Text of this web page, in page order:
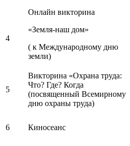
4
Онлайн викторина
«Земля-наш дом»
( к Международному дню
земли)
5
Викторина «Охрана труда:
Что? Где? Когда
(посвященный Всемирному
дню охраны труда)
6 Киносеанс